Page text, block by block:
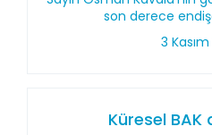
son derece
3
Küresel BAK